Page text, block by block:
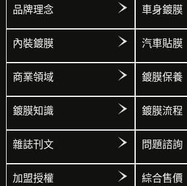
品牌理念 車身鍍膜
內裝鍍膜 汽車貼膜
商業領域 鍍膜保養
鍍膜知識 鍍膜流程
雜誌刊文 問題諮詢
加盟授權 綜合售價